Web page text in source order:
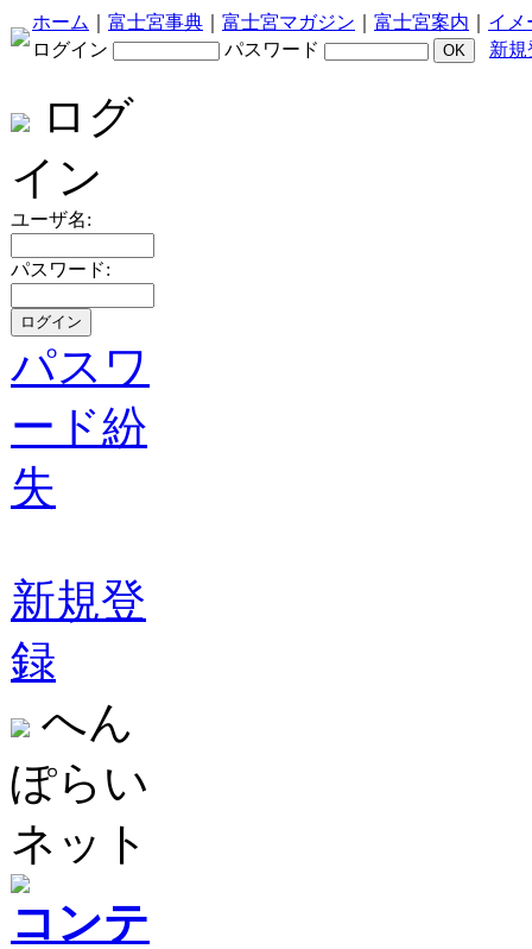
ホーム 富士宮事典 富士宮マガジン 富士宮案内
イメ
ログイン
パスワード 新規
ログ
イン
ユーザ名:
パスワード:
パスワ
ード紛
失
新規登
録
へん
ぽらい
ネット
コンテ